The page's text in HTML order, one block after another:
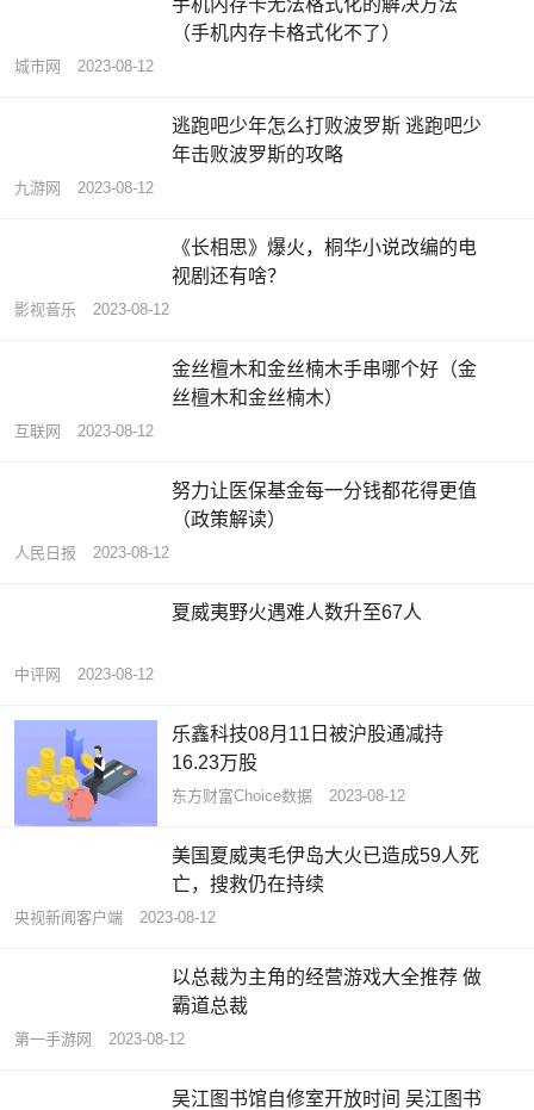
手机内存卡无法格式化的解决方法
（手机内存卡格式化不了）
城市网 2023-08-12
逃跑吧少年怎么打败波罗斯 逃跑吧少
年击败波罗斯的攻略
九游网 2023-08-12
《长相思》爆火，桐华小说改编的电
视剧还有啥？
影视音乐 2023-08-12
金丝檀木和金丝楠木手串哪个好（金
丝檀木和金丝楠木）
互联网 2023-08-12
努力让医保基金每一分钱都花得更值
（政策解读）
人民日报 2023-08-12
夏威夷野火遇难人数升至67人
中评网 2023-08-12
乐鑫科技08月11日被沪股通减持
16.23万股
东方财富Choice数据 2023-08-12
美国夏威夷毛伊岛大火已造成59人死
亡，搜救仍在持续
央视新闻客户端 2023-08-12
以总裁为主角的经营游戏大全推荐 做
霸道总裁
第一手游网 2023-08-12
吴江图书馆自修室开放时间 吴江图书